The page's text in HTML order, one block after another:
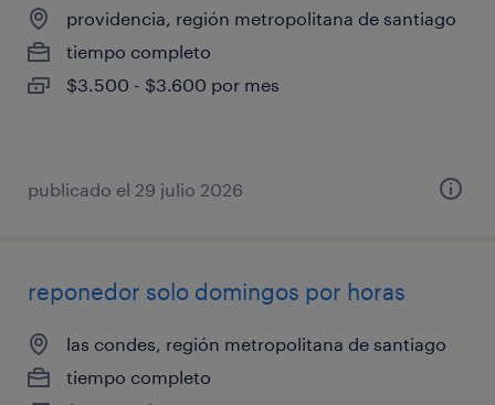
providencia, región metropolitana de santiago
tiempo completo
$3.500 - $3.600 por mes
publicado el 29 julio 2026
reponedor solo domingos por horas
las condes, región metropolitana de santiago
tiempo completo